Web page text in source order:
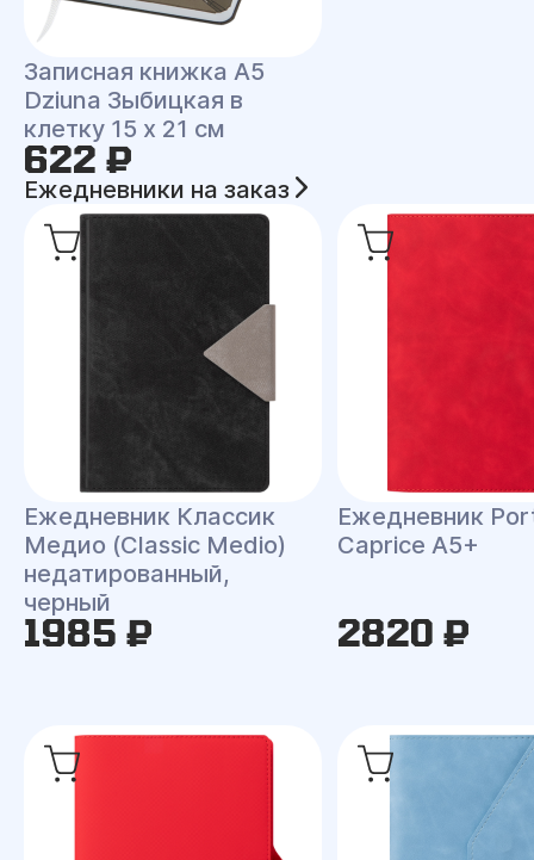
Записная книжка A5
Dziuna Зыбицкая в
клетку 15 x 21 см
622 ₽
Ежедневники на заказ
Ежедневник Классик
Медио (Classic Medio)
недатированный,
черный
1985 ₽
Ежедневник
Caprice A5+
2820 ₽